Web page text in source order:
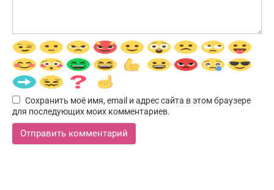
Сохранить моё имя, email и адрес сайта в этом браузере
для последующих моих комментариев.